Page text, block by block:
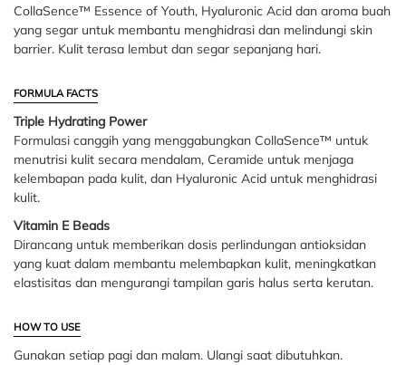
CollaSence™ Essence of Youth, Hyaluronic Acid dan aroma buah
yang segar untuk membantu menghidrasi dan melindungi skin
barrier. Kulit terasa lembut dan segar sepanjang hari.
FORMULA FACTS
Triple Hydrating Power
Formulasi canggih yang menggabungkan CollaSence™ untuk
menutrisi kulit secara mendalam, Ceramide untuk menjaga
kelembapan pada kulit, dan Hyaluronic Acid untuk menghidrasi
kulit.
Vitamin E Beads
Dirancang untuk memberikan dosis perlindungan antioksidan
yang kuat dalam membantu melembapkan kulit, meningkatkan
elastisitas dan mengurangi tampilan garis halus serta kerutan.
HOW TO USE
Gunakan setiap pagi dan malam. Ulangi saat dibutuhkan.